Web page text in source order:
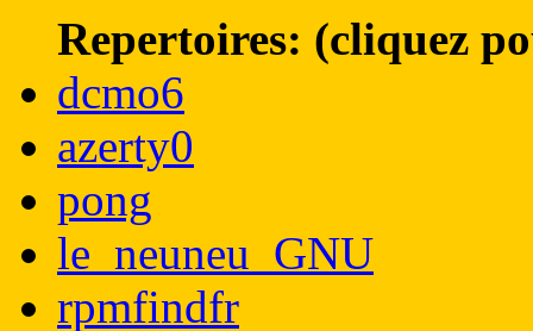
Repertoires: (cliquez
dcmo6
azerty0
pong
le_neuneu_GNU
rpmfindfr